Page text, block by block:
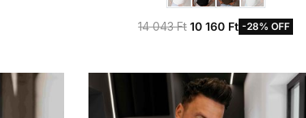
14 043Ft 10 160 Ft -28% OFF